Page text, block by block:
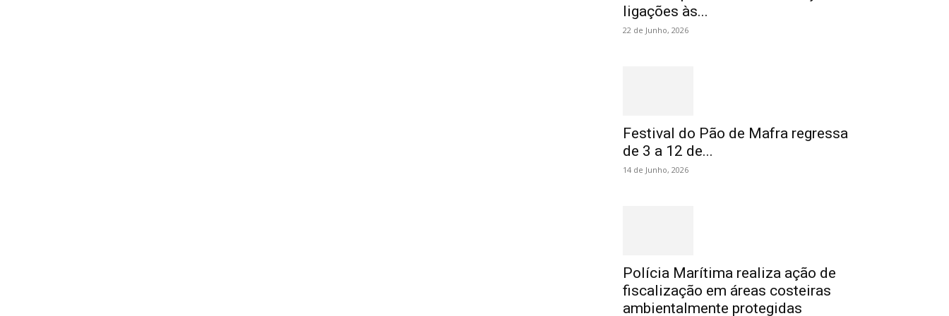
ligações às...
22 de Junho, 2026
Festival do Pão de Mafra regressa
de 3 a 12 de...
14 de Junho, 2026
Polícia Marítima realiza ação de
fiscalização em áreas costeiras
ambientalmente protegidas